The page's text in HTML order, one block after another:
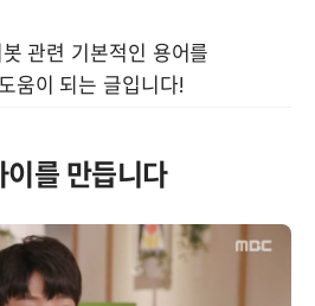
관련 기본적인 용어를
움이 되는 글입니다!
를 만듭니다